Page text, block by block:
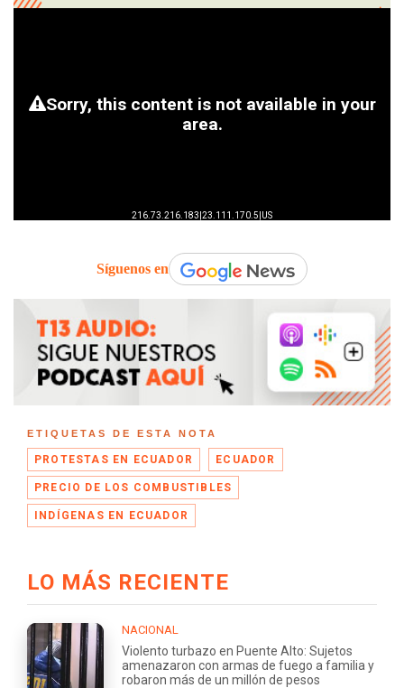
Síguenos en
ETIQUETAS DE ESTA NOTA
PROTESTAS EN ECUADOR ECUADOR
PRECIO DE LOS COMBUSTIBLES
INDÍGENAS EN ECUADOR
LO MÁS RECIENTE
NACIONAL
Violento turbazo en Puente Alto: Sujetos
amenazaron con armas de fuego a familia y
robaron más de un millón de pesos